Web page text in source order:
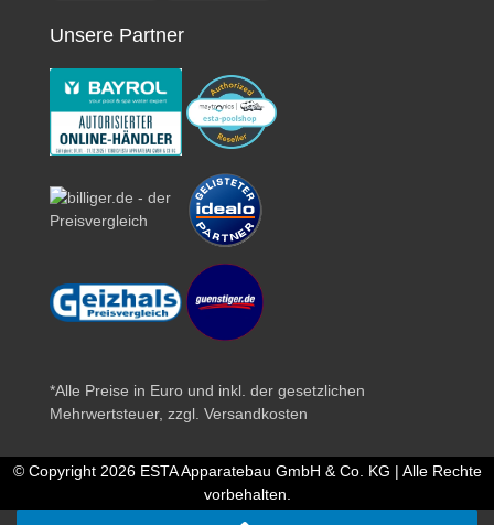
Unsere Partner
*Alle Preise in Euro und inkl. der gesetzlichen
Mehrwertsteuer, zzgl. Versandkosten
© Copyright 2026 ESTA Apparatebau GmbH & Co. KG | Alle Rechte
vorbehalten.